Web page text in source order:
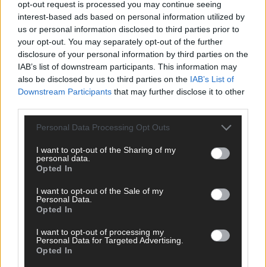
opt-out request is processed you may continue seeing
interest-based ads based on personal information utilized by
us or personal information disclosed to third parties prior to
your opt-out. You may separately opt-out of the further
disclosure of your personal information by third parties on the
IAB’s list of downstream participants. This information may
also be disclosed by us to third parties on the IAB’s List of
Downstream Participants that may further disclose it to other
Personal Data Processing Opt Outs
I want to opt-out of the Sharing of my
personal data.
Opted In
I want to opt-out of the Sale of my
Personal Data.
Opted In
I want to opt-out of processing my
Personal Data for Targeted Advertising.
Opted In
erneut mit „You Are Not Alone“
The Masked Singer: Enthüllung: Ein deutscher
Schauspieler glänzte als King
The Masked Singer: Billie Eilish trifft Kuh-Power!
Muuhnika verzaubert mit „Lovely“
The Masked Singer: Rave-Ioli vereint die Welt mit „We
Are The World“!
The Masked Singer: King schwebt mit „Fly Me To The
The Masked Singer: Enthüllung: Eine österreichische
Moderatorin verzückte als Eggi
The Masked Singer: Muuhnika rockt mit „I Was Made For
Loving You“ im Yungblud-Style!